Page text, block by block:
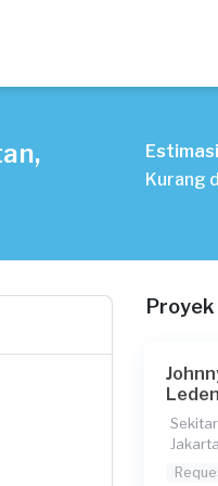
Kurang